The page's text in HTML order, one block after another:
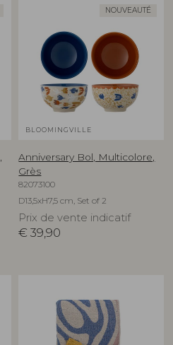
NOUVEAUTÉ
BLOOMINGVILLE
Anniversary Bol, Multicolore,
Grès
82073100
D13,5xH7,5 cm, Set of 2
Prix de vente indicatif
€ 39,90